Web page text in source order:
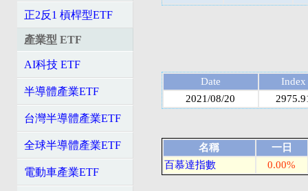
正2反1 槓桿型ETF
產業型 ETF
AI科技 ETF
半導體產業ETF
台灣半導體產業ETF
全球半導體產業ETF
電動車產業ETF
Date
Index
2021/08/20
名稱
一日
百慕達指數
0.00%